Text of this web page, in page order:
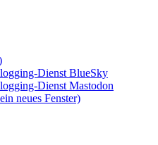
Dienst BlueSky
Dienst Mastodon
neues Fenster)